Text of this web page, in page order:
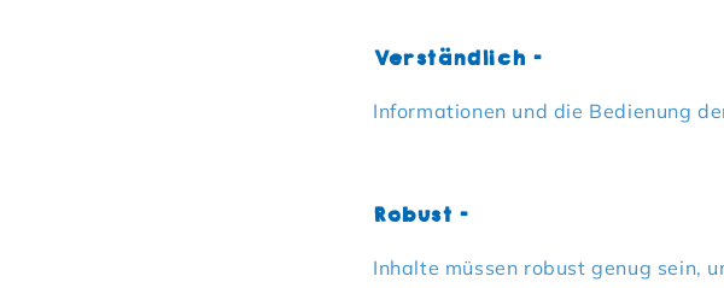
Verständlich –
Informationen und die Bedienung
Robust –
Inhalte müssen robust genug sein,